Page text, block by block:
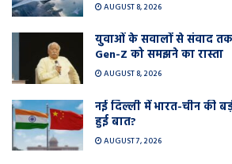
AUGUST 8, 2026
युवाओं के सवालों से संवाद
Gen-Z को समझने का रास्ता
AUGUST 8, 2026
नई दिल्ली में भारत-चीन की
हुई बात?
AUGUST 7, 2026